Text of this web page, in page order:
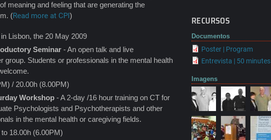
meaning and feeling that are generating the
(Read more at CPI)
Lisbon, the 20 May 2009
Seminar - An open talk and live
group. Students or professionals in the mental health
/ 20.00h (8.00PM)
Workshop - A 2-day /16 hour training on CT for
Psychologists and Psychotherapists and other
in the mental health or caregiving fields.
18.00h (6.00PM)
RECURSOS
Documentos
Poster | Program
Entrevista | 50 minutes
Imagens